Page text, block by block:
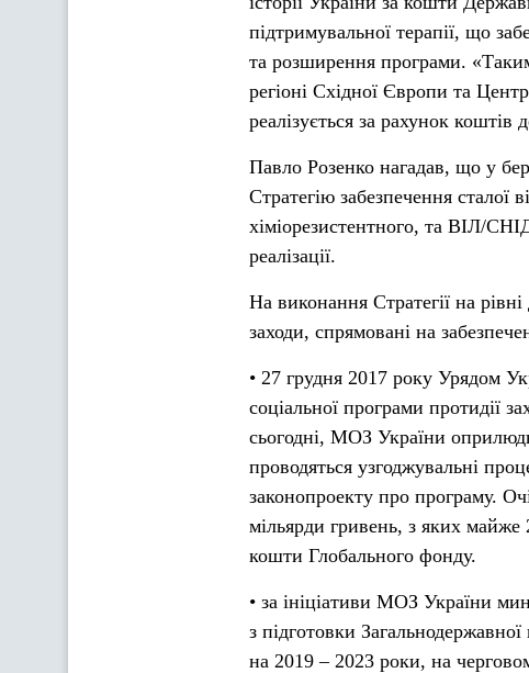
підтримувальної терапії, що
та розширення програми.
регіоні Східної Європи та
реалізується за рахунок
Павло Розенко нагадав, що у
Стратегію забезпечення сталої
хіміорезистентного, та ВІЛ/
реалізації.
На виконання Стратегії на
заходи, спрямовані на
• 27 грудня 2017 року Урядом
соціальної програми протидії
сьогодні, МОЗ України
проводяться узгоджувальні
законопроекту про програму.
мільярди гривень, з яких
кошти Глобального фонду.
• за ініціативи МОЗ України
з підготовки
на 2019 – 2023 роки, на